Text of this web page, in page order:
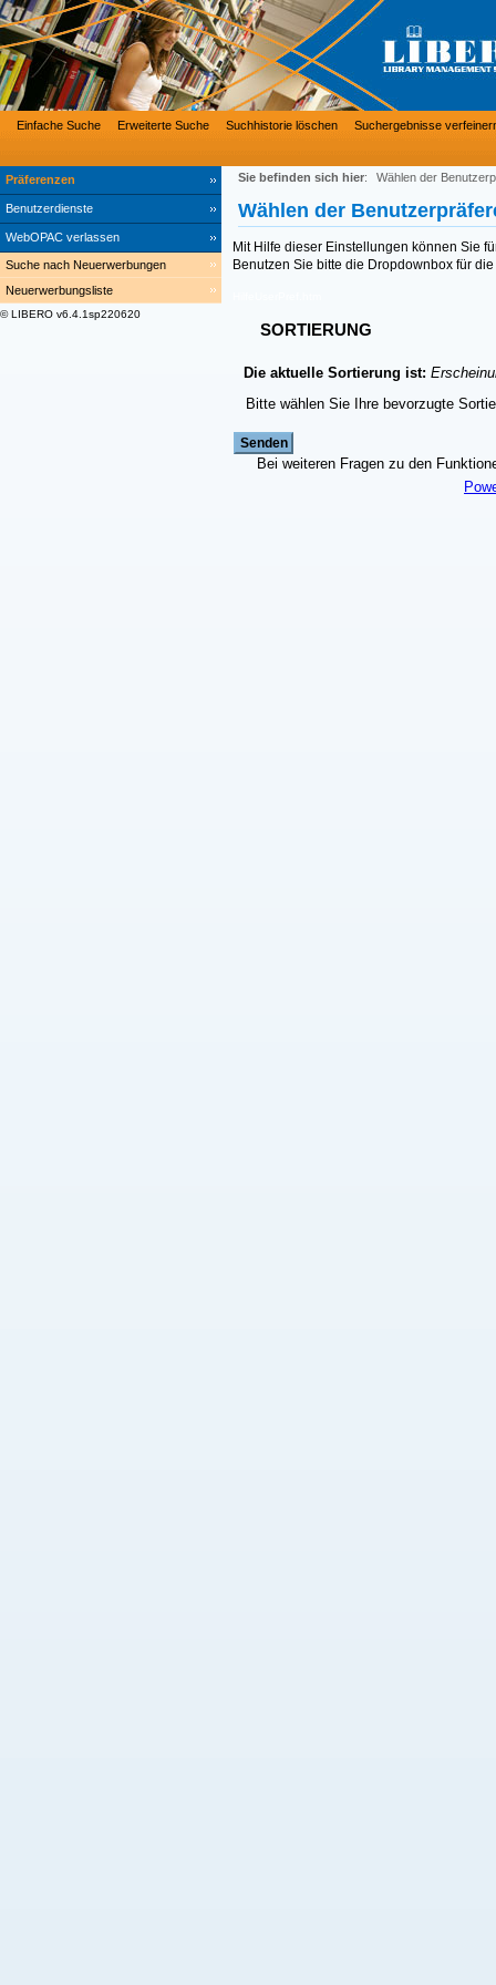
Präferenzen
Benutzerdienste
WebOPAC verlassen
Einfache Suche Erweiterte Suche Suchhistorie löschen Suchergebnisse
Suche nach Neuerwerbungen
Neuerwerbungsliste
© LIBERO v6.4.1sp220620
Sie befinden sich hier: Wählen der
Wählen der
Mit Hilfe dieser Einstellungen können Sie
Benutzen Sie bitte die Dropdownbox für
SORTIERUNG
Die aktuelle Sortierung ist:
Bitte wählen Sie Ihre bevorzugte
Bei weiteren Fragen zu den